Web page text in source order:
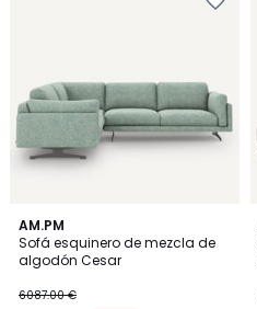
AM.PM
Sofá esquinero de mezcla de
algodón Cesar
6087.00 €
2
Colores